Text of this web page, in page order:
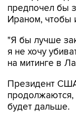
"Я бы лучше
на митинге в
Президент США
будет дальше.
Он вновь